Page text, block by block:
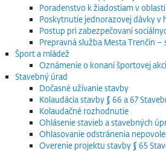
Poradenstvo k žiadostiam v
Poskytnutie jednorazovej dávky v
Postup pri zabezpečovaní
Prepravná služba Mesta Trenčín –
Šport a mládež
Oznámenie o konaní športovej
Stavebný úrad
Dočasné užívanie stavby
Kolaudácia stavby § 66 a 67
Kolaudačné rozhodnutie
Ohlásenie stavieb a stavebných
Ohlasovanie odstránenia
Overenie projektu stavby § 65